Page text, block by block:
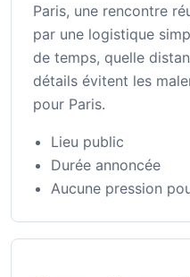
Paris, une rencontre
par une logistique
de temps, quelle
détails évitent les
pour Paris.
Lieu public
Durée annoncée
Aucune pression